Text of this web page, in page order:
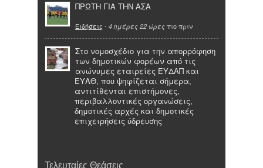
ΠΡΩΤΗ ΓΙΑ ΤΗΝ ΑΣΑ
Ειδήσεις - 4 ημέρες 22 ώρες πιο πριν
Στο νομοσχέδιο για την απορρόφηση
των δημοτικών φορέων από τις
ανώνυμες εταιρείες ΕΥΔΑΠ και
ΕΥΑΘ, που ψηφίζεται σήμερα,
αντιτίθενται επιστήμονες,
περιβαλλοντικές οργανώσεις,
δημοτικές αρχές και δημοτικές
επιχειρήσεις ύδρευσης
Τελευταίες Θεάσεις